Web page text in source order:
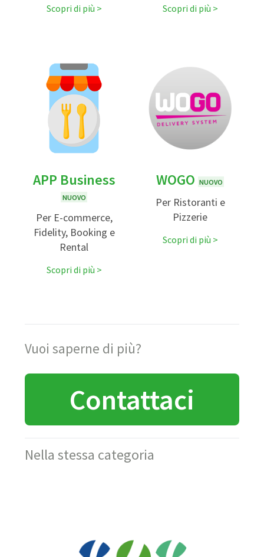
Scopri di più Scopri di più
APP Business
NUOVO
Per E-commerce,
Fidelity, Booking e
Rental
Scopri di più
WOGO NUOVO
Per Ristoranti e
Pizzerie
Scopri di più
Vuoi saperne di più?
Contattaci
Nella stessa categoria